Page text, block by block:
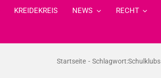
KREIDEKREIS NEWS RECHT
Startseite Schlagwort:Schulklubs